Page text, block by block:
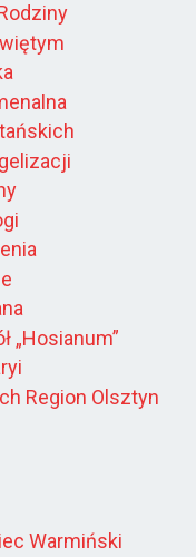
„Hosianum”
Region Olsztyn
Warmiński